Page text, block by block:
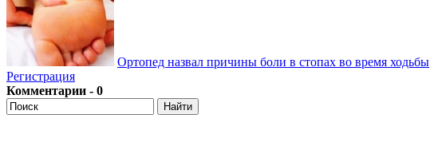
Ортопед назвал причины боли в стопах во время ходьбы
Регистрация
Комментарии - 0